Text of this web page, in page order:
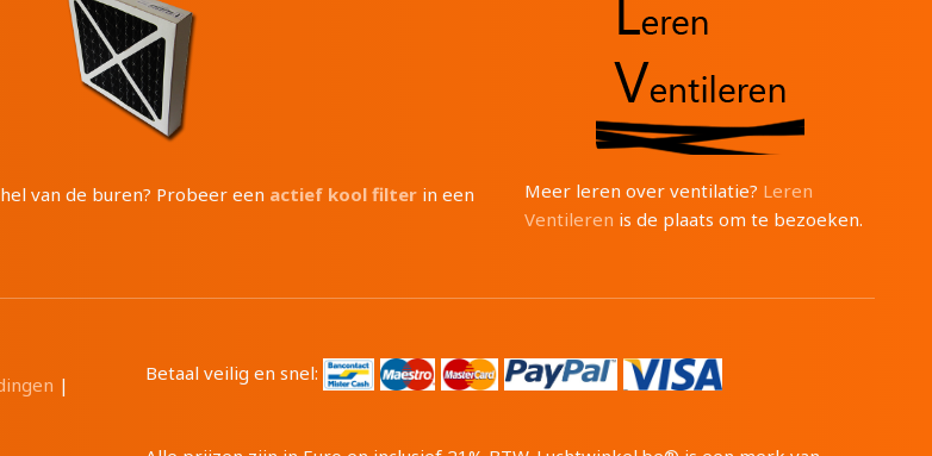
van de buren? Probeer een actief kool filter in een
Meer leren over ventilatie? Leren
Ventileren is de plaats om te bezoeken.
|
Betaal veilig en snel: